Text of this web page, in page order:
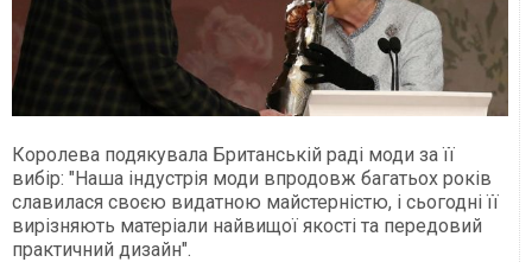
Королева подякувала Британській раді моди за її
вибір: "Наша індустрія моди впродовж багатьох років
славилася своєю видатною майстерністю, і сьогодні її
вирізняють матеріали найвищої якості та передовий
практичний дизайн".